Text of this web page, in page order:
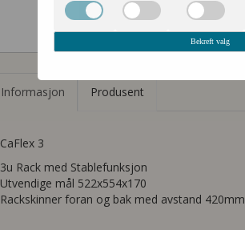
Informasjon Produsent
CaFlex 3
3u Rack med Stablefunksjon
Utvendige mål 522x554x170
Rackskinner foran og bak med avstand 420mm
Bekreft valg